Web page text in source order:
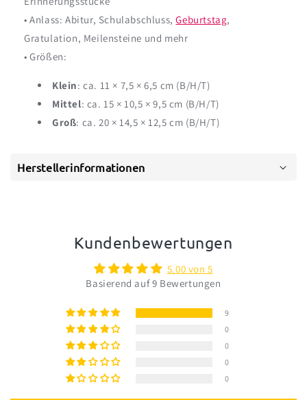
• Anlass: Abitur, Schulabschluss,Geburtstag,
Gratulation, Meilensteine und mehr
• Größen:
Klein: ca. 11 × 7,5 × 6,5 cm (B/H/T)
Mittel: ca. 15 × 10,5 × 9,5 cm (B/H/T)
Groß: ca. 20 × 14,5 × 12,5 cm (B/H/T)
Herstellerinformationen
Kundenbewertungen
5.00 von 5
Basierend auf 9 Bewertungen
9
0
0
0
0